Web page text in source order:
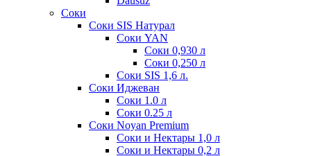
Соки
Соки SIS Натурал
Соки YAN
Соки 0,930 л
Соки 0,250 л
Соки SIS 1,6 л.
Соки Иджеван
Соки 1.0 л
Соки 0.25 л
Соки Noyan Premium
Соки и Нектары 1,0 л
Соки и Нектары 0,2 л